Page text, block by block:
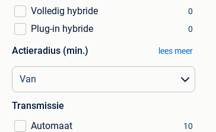
Volledig hybride 0
Plug-in hybride 0
Actieradius (min.) lees meer
Transmissie
Automaat
10